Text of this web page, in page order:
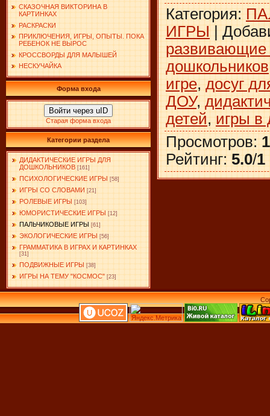
СКАЗОЧНАЯ ВИКТОРИНА В
КАРТИНКАХ
РАСКРАСКИ
ПРИКЛЮЧЕНИЯ, ИГРЫ, ОПЫТЫ. ПОКА
РЕБЕНОК НЕ ВЫРОС
КРОССВОРДЫ ДЛЯ МАЛЫШЕЙ
НЕСКУЧАЙКА
Форма входа
Войти через uID
Старая форма входа
Категории раздела
ДИДАКТИЧЕСКИЕ ИГРЫ ДЛЯ
ДОШКОЛЬНИКОВ [161]
ПСИХОЛОГИЧЕСКИЕ ИГРЫ [58]
ИГРЫ СО СЛОВАМИ [21]
РОЛЕВЫЕ ИГРЫ [103]
ЮМОРИСТИЧЕСКИЕ ИГРЫ [12]
ПАЛЬЧИКОВЫЕ ИГРЫ [61]
ЭКОЛОГИЧЕСКИЕ ИГРЫ [56]
ГРАММАТИКА В ИГРАХ И КАРТИНКАХ
[31]
ПОДВИЖНЫЕ ИГРЫ [38]
ИГРЫ НА ТЕМУ "КОСМОС" [23]
Категория:
ИГРЫ |
развивающие
дошкольников
игре, досуг
ДОУ,
детей, игры в
Просмотров:
Рейтинг: 5.0/1